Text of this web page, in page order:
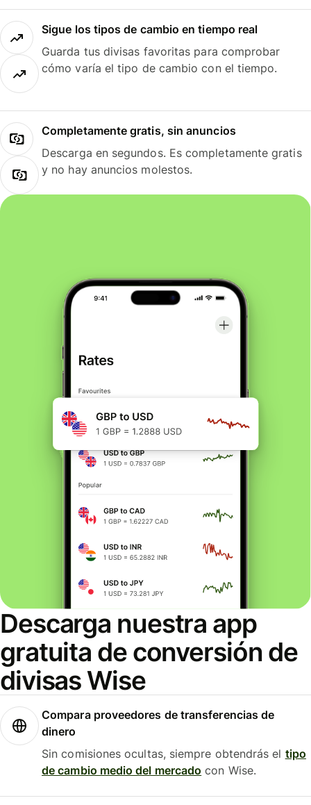
Sigue los tipos de cambio en tiempo real
Guarda tus divisas favoritas para comprobar
cómo varía el tipo de cambio con el tiempo.
Completamente gratis, sin anuncios
Descarga en segundos. Es completamente gratis
y no hay anuncios molestos.
Descarga nuestra app
gratuita de conversión de
divisas Wise
Compara proveedores de transferencias de
dinero
Sin comisiones ocultas, siempre obtendrás el tipo
de cambio medio del mercado con Wise.